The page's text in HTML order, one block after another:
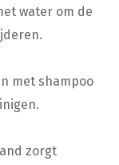
water om de
met shampoo
zorgt